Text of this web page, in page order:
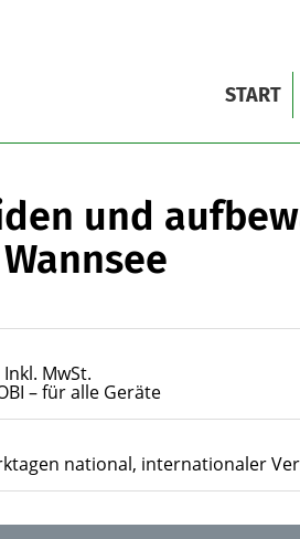
START
und
MwSt.
– für alle Geräte
national, internationaler